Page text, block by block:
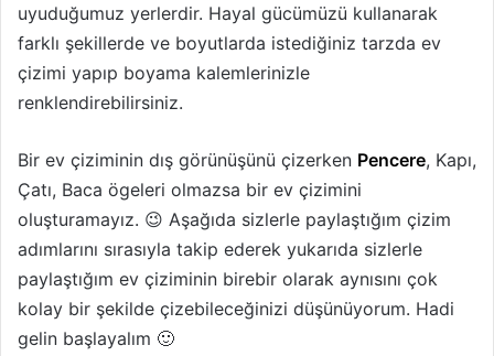
uyuduğumuz yerlerdir. Hayal gücümüzü kullanarak
farklı şekillerde ve boyutlarda istediğiniz tarzda ev
çizimi yapıp boyama kalemlerinizle
renklendirebilirsiniz.
Bir ev çiziminin dış görünüşünü çizerken Pencere, Kapı,
Çatı, Baca ögeleri olmazsa bir ev çizimini
oluşturamayız. 😉 Aşağıda sizlerle paylaştığım çizim
adımlarını sırasıyla takip ederek yukarıda sizlerle
paylaştığım ev çiziminin birebir olarak aynısını çok
kolay bir şekilde çizebileceğinizi düşünüyorum. Hadi
gelin başlayalım 🙂